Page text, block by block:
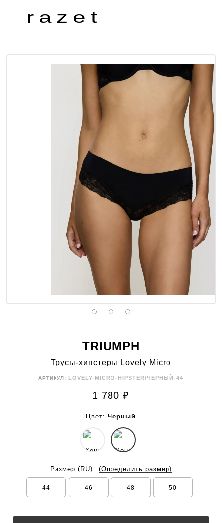
razet
TRIUMPH
Трусы-хипстеры Lovely Micro
АРТИКУЛ: LOVELY-MICRO-HIPSTER/ЧЕРНЫЙ-44
1 780 ₽
Цвет:Черный
Размер (RU) (Определить размер)
44 46 48 50